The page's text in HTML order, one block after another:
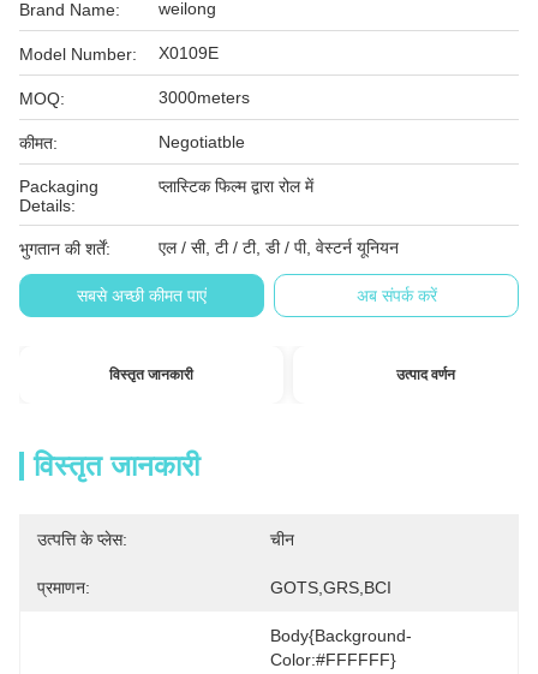
Brand Name: weilong
Model Number: X0109E
MOQ: 3000meters
कीमत: Negotiatble
Packaging
Details:
प्लास्टिक फिल्म द्वारा रोल में
भुगतान की शर्तें: एल / सी, टी / टी, डी / पी, वेस्टर्न यूनियन
सबसे अच्छी कीमत पाएं अब संपर्क करें
विस्तृत जानकारी उत्पाद वर्णन
विस्तृत जानकारी
उत्पत्ति के प्लेस: चीन
प्रमाणन: GOTS,GRS,BCI
Body{background-
Color:#FFFFFF}